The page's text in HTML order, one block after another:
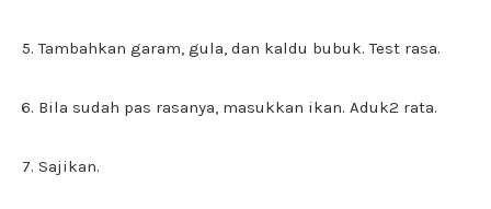
Tambahkan garam, gula, dan kaldu bubuk. Test rasa.
Bila sudah pas rasanya, masukkan ikan. Aduk2 rata.
Sajikan.